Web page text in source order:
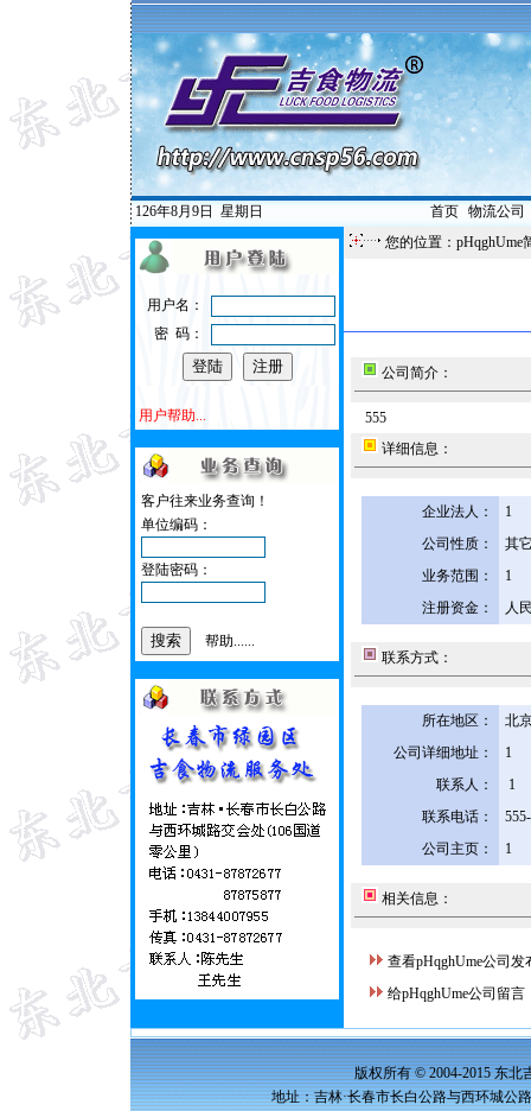
126年8月9日 星期日 首页| 物流公司
用户名：
密 码：
用户帮助...
客户往来业务查询！
单位编码：
登陆密码：
帮助......
您的位置：pHqghUme
公司简介：
555
详细信息：
企业法人：
1
公司性质：
其
业务范围：
1
注册资金：
人
联系方式：
所在地区：
北
公司详细地址：
1
联系人：
1
联系电话：
公司主页：
1
相关信息：
查看pHqghUme公司发
给pHqghUme公司留言
版权所有 © 2004-2015 东北
地址：吉林·长春市长白公路与西环城公